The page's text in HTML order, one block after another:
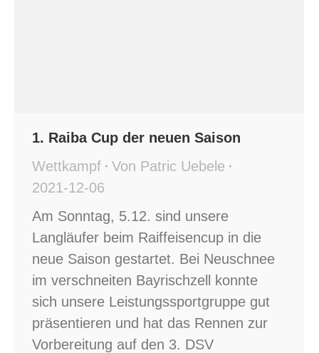
1. Raiba Cup der neuen Saison
Wettkampf
Von Patric Uebele
2021-12-06
Am Sonntag, 5.12. sind unsere
Langläufer beim Raiffeisencup in die
neue Saison gestartet. Bei Neuschnee
im verschneiten Bayrischzell konnte
sich unsere Leistungssportgruppe gut
präsentieren und hat das Rennen zur
Vorbereitung auf den 3. DSV